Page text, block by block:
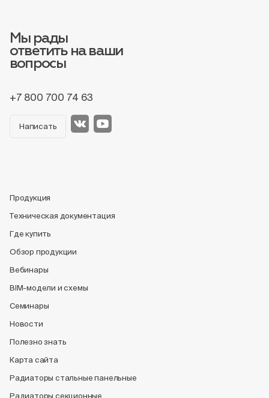
Мы рады
ответить на ваши
вопросы
+7 800 700 74 63
Написать
Продукция
Техническая документация
Где купить
Обзор продукции
Вебинары
BIM-модели и схемы
Семинары
Новости
Полезно знать
Карта сайта
Радиаторы стальные панельные
Радиаторы секционные